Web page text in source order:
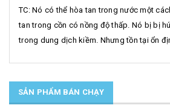
TC: Nó có thể hòa tan trong nước một
tan trong cồn có nồng độ thấp. Nó bị bị
trong dung dịch kiềm. Nhưng tồn tại ổn
SẢN PHẨM BÁN CHẠY